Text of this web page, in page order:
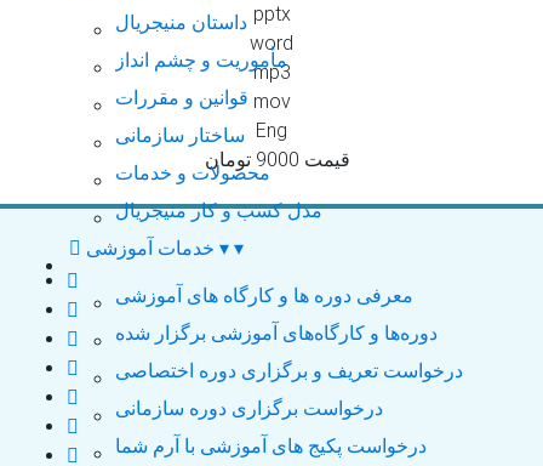
داستان منیجریال
مأموریت و چشم انداز
قوانین و مقررات
ساختار سازمانی
محصولات و خدمات
مدل کسب و کار منیجریال
▾ ▾
معرفی دوره ها و کارگاه های آموزشی
دوره‌ها و کارگاه‌های آموزشی برگزار شده
درخواست تعریف و برگزاری دوره اختصاصی
درخواست برگزاری دوره سازمانی
درخواست پکیج های آموزشی با آرم شما
pptx
word
mp3
mov
Eng
قیمت 9000 تومان